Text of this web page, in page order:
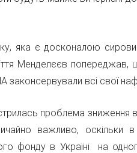
яка є досконалою
Менделєєв
всі свої
проблема зниження
важливо, оскільки в
фонду в Україні на